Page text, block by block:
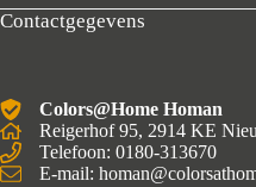
Contactgegevens
Colors@Home Homan
Reigerhof 95, 2914 KE
Telefoon: 0180-313670
E-mail: